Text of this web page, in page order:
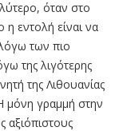
όταν στο
εντολή είναι να
των πιο
της λιγότερης
της Λιθουανίας
γραμμή στην
αξιόπιστους